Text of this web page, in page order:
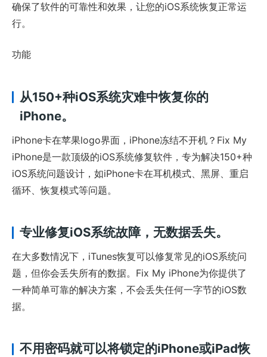
确保了软件的可靠性和效果，让您的iOS系统恢复正常运
行。
功能
从150+种iOS系统灾难中恢复你的
iPhone。
iPhone卡在苹果logo界面，iPhone冻结不开机？Fix My
iPhone是一款顶级的iOS系统修复软件，专为解决150+种
iOS系统问题设计，如iPhone卡在耳机模式、黑屏、重启
循环、恢复模式等问题。
专业修复iOS系统故障，无数据丢失。
在大多数情况下，iTunes恢复可以修复常见的iOS系统问
题，但你会丢失所有的数据。Fix My iPhone为你提供了
一种简单可靠的解决方案，不会丢失任何一字节的iOS数
据。
不用密码就可以将锁定的iPhone或iPad恢